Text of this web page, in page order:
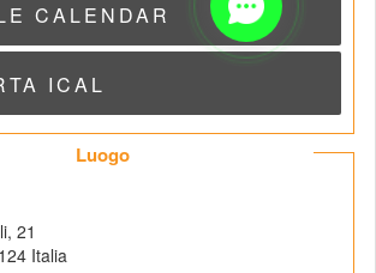
CALENDAR
ICAL
Luogo
21
Italia